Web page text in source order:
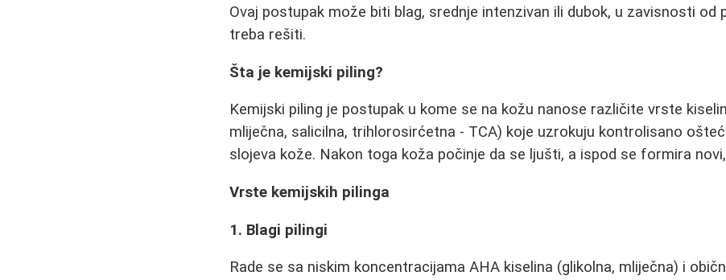
Ovaj postupak može biti blag, srednje intenzivan ili dubok, u zavisnosti od
treba rešiti.
Šta je kemijski piling?
Kemijski piling je postupak u kome se na kožu nanose različite vrste
mliječna, salicilna, trihlorosirćetna - TCA) koje uzrokuju kontrolisano
slojeva kože. Nakon toga koža počinje da se ljušti, a ispod se formira
Vrste kemijskih pilinga
1. Blagi pilingi
Rade se sa niskim koncentracijama AHA kiselina (glikolna, mliječna) i